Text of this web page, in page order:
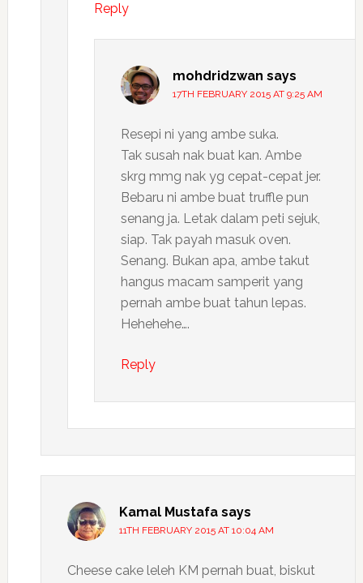
Reply
mohdridzwan says
17TH FEBRUARY 2015 AT 9:25 AM
Resepi ni yang ambe suka.
Tak susah nak buat kan. Ambe
skrg mmg nak yg cepat-cepat jer.
Bebaru ni ambe buat truffle pun
senang ja. Letak dalam peti sejuk,
siap. Tak payah masuk oven.
Senang. Bukan apa, ambe takut
hangus macam samperit yang
pernah ambe buat tahun lepas.
Hehehehe….
Reply
Kamal Mustafa says
11TH FEBRUARY 2015 AT 10:04 AM
Cheese cake leleh KM pernah buat, biskut